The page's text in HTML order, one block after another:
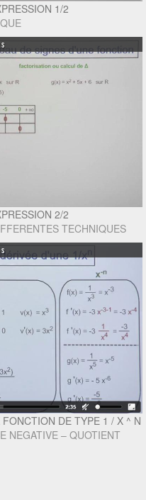
1/2
2/2
TECHNIQUES
DE TYPE 1 / X ^ N
NEGATIVE – QUOTIENT